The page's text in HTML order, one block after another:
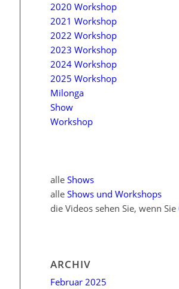
2020 Workshop
2021 Workshop
2022 Workshop
2023 Workshop
2024 Workshop
2025 Workshop
Milonga
Show
Workshop
alle Shows
alle Shows und Workshops
die Videos sehen Sie, wenn Sie
ARCHIV
Februar 2025